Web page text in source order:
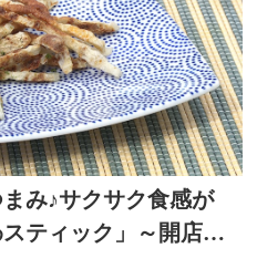
み♪サクサク食感が
ティック」～開店！